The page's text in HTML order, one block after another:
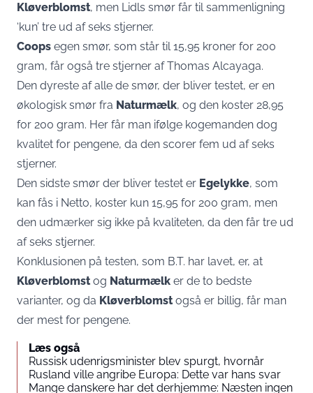
Kløverblomst, men Lidls smør får til sammenligning
‘kun’ tre ud af seks stjerner.
Coops egen smør, som står til 15,95 kroner for 200
gram, får også tre stjerner af Thomas Alcayaga.
Den dyreste af alle de smør, der bliver testet, er en
økologisk smør fra Naturmælk, og den koster 28,95
for 200 gram. Her får man ifølge kogemanden dog
kvalitet for pengene, da den scorer fem ud af seks
stjerner.
Den sidste smør der bliver testet er Egelykke, som
kan fås i Netto, koster kun 15,95 for 200 gram, men
den udmærker sig ikke på kvaliteten, da den får tre ud
af seks stjerner.
Konklusionen på testen, som B.T. har lavet, er, at
Kløverblomstog Naturmælk er de to bedste
varianter, og da Kløverblomstogså er billig, får man
der mest for pengene.
Læs også
Russisk udenrigsminister blev spurgt, hvornår
Rusland ville angribe Europa: Dette var hans svar
Mange danskere har det derhjemme: Næsten ingen